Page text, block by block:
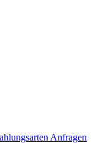
Anfragen